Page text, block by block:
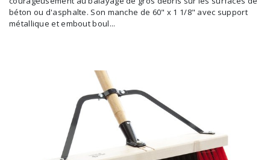
Balais et porte-poussières
Chariots et manutention
Distributrices et supports
Grattoirs, moutons et racloirs pour vitres/planchers
Vêtements de sécurité
béton ou d'asphalte. Son manche de 60" x 1 1/8" avec support
métallique et embout boul...